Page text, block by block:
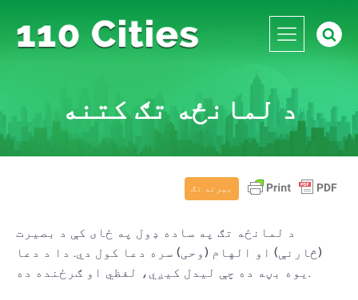
د لمانځه تګ کتنه
بیرته تګ
د لمانځه تګ په ساده ډول په ځای کې د بصیرت
(څارنې) او الهام (وحی) سره دعا کول دي. دا د دعا
یوه بڼه ده چې لیدل کیږي، لفظي او ګرځنده ده.